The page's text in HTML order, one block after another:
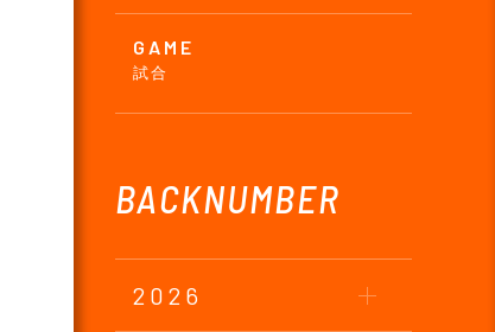
GAME
試合
BACKNUMBER
2026